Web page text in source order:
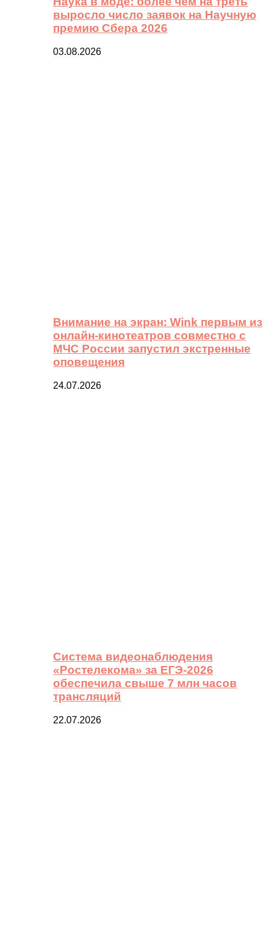
выросло число заявок на Научную
премию Сбера 2026
03.08.2026
Внимание на экран: Wink первым из
онлайн-кинотеатров совместно с
МЧС России запустил экстренные
оповещения
24.07.2026
Система видеонаблюдения
«Ростелекома» за ЕГЭ-2026
обеспечила свыше 7 млн часов
трансляций
22.07.2026